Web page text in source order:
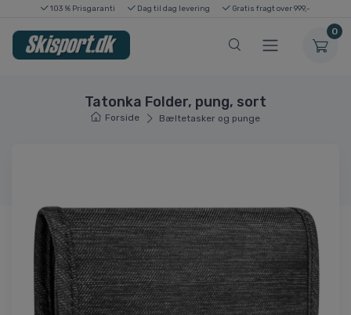
103 % Prisgaranti Dag til dag levering Gratis fragt over 999,-
0
Tatonka Folder, pung, sort
Forside Bæltetasker og punge